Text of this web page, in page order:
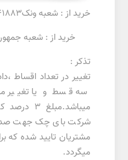
خرید از : شعبه ونک88641883 - 88647891
خرید از : شعبه جمهوری66488069 -
تذکر :
تغییر در تعداد اقساط
سه قسط و یا تغییر
شرکت بای چک جهت
مشتریان تایید شده که
میگردد.